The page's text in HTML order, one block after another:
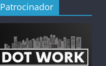
Patrocinador